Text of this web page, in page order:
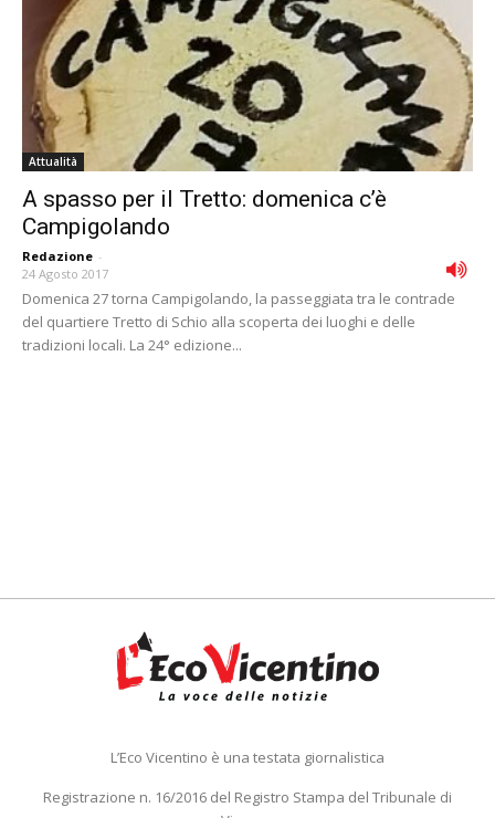
Attualità
A spasso per il Tretto: domenica c’è
Campigolando
Redazione -
24 Agosto 2017
Domenica 27 torna Campigolando, la passeggiata tra le contrade
del quartiere Tretto di Schio alla scoperta dei luoghi e delle
tradizioni locali. La 24° edizione...
L’Eco Vicentino è una testata giornalistica
Registrazione n. 16/2016 del Registro Stampa del Tribunale di